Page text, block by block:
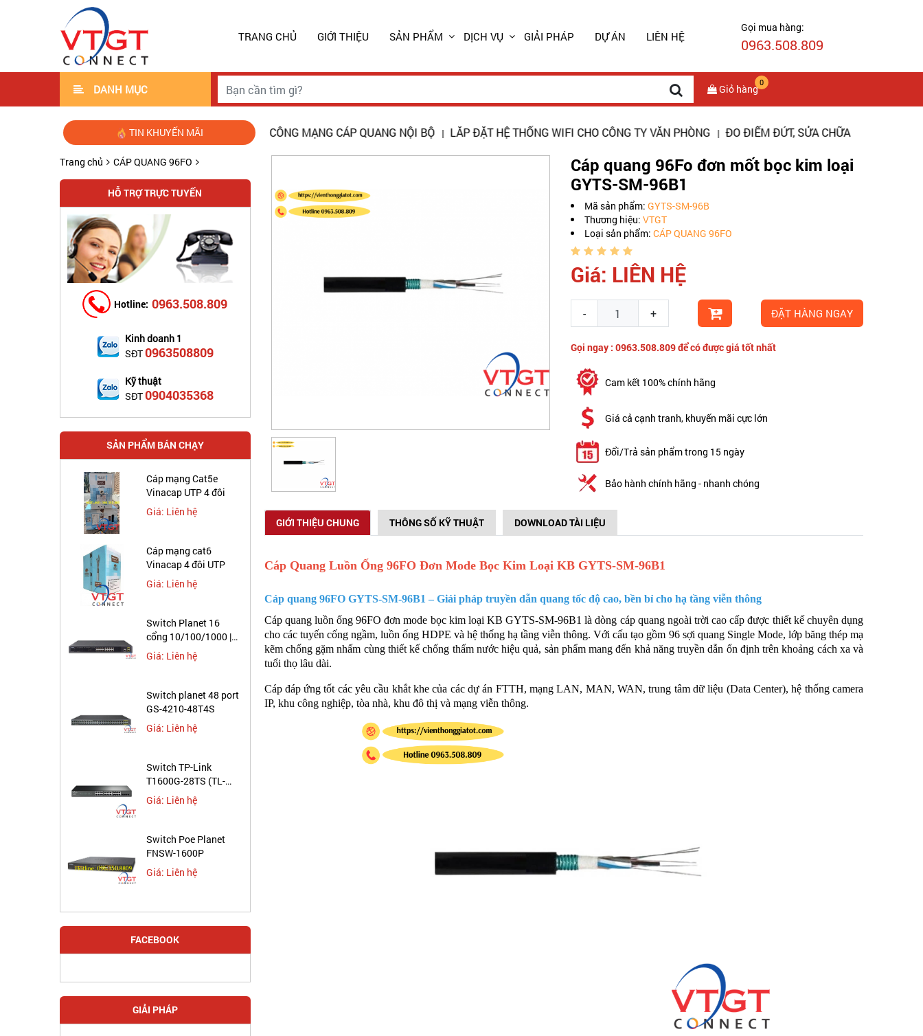
TRANG CHỦ GIỚI THIỆU SẢN PHẨM DỊCH VỤ GIẢI PHÁP DỰ ÁN LIÊN HỆ
Gọi mua hàng:
0963.508.809
DANH MỤC Giỏ hàng
0
TIN KHUYẾN MÃI THI CÔNG MẠNG CÁP QUANG NỘI BỘ|LẮP ĐẶT HỆ THỐNG WIFI CHO CÔNG TY VĂN PHÒNG|ĐO ĐIỂM ĐỨT, SỬA CHỮA ĐƯỜNG CÁP QUANG
Trang chủ CÁP QUANG 96FO
HỖ TRỢ TRỰC TUYẾN
Hotline: 0963.508.809
Kinh doanh 1
SĐT0963508809
Kỹ thuật
SĐT0904035368
SẢN PHẨM BÁN CHẠY
Cáp mạng Cat5e
Vinacap UTP 4 đôi
Giá: Liên hệ
Cáp mạng cat6
Vinacap 4 đôi UTP
Giá: Liên hệ
Switch Planet 16
cổng 10/100/1000 |
GS-4210-16T2S
Giá: Liên hệ
Switch planet 48 port
GS-4210-48T4S
Giá: Liên hệ
Switch TP-Link
T1600G-28TS (TL-
SG2424)
Giá: Liên hệ
Switch Poe Planet
FNSW-1600P
Giá: Liên hệ
FACEBOOK
GIẢI PHÁP
Cáp quang 96Fo đơn mốt bọc kim loại
GYTS-SM-96B1
Mã sản phẩm: GYTS-SM-96B
Thương hiệu: VTGT
Loại sản phẩm: CÁP QUANG 96FO
Giá: LIÊN HỆ
- + ĐẶT HÀNG NGAY
Gọi ngay : 0963.508.809 để có được giá tốt nhất
Cam kết 100% chính hãng
Giá cả cạnh tranh, khuyến mãi cực lớn
Đổi/Trả sản phẩm trong 15 ngày
Bảo hành chính hãng - nhanh chóng
GIỚI THIỆU CHUNG THÔNG SỐ KỸ THUẬT DOWNLOAD TÀI LIỆU
Cáp Quang Luồn Ống 96FO Đơn Mode Bọc Kim Loại KB GYTS-SM-96B1
Cáp quang 96FO GYTS-SM-96B1 – Giải pháp truyền dẫn quang tốc độ cao, bền bỉ cho hạ tầng viễn thông
Cáp quang luồn ống 96FO đơn mode bọc kim loại KB GYTS-SM-96B1 là dòng cáp quang ngoài trời cao cấp được thiết kế chuyên dụng
cho các tuyến cống ngầm, luồn ống HDPE và hệ thống hạ tầng viễn thông. Với cấu tạo gồm 96 sợi quang Single Mode, lớp băng thép mạ
kẽm chống gặm nhấm cùng thiết kế chống thấm nước hiệu quả, sản phẩm mang đến khả năng truyền dẫn ổn định trên khoảng cách xa và
tuổi thọ lâu dài.
Cáp đáp ứng tốt các yêu cầu khắt khe của các dự án FTTH, mạng LAN, MAN, WAN, trung tâm dữ liệu (Data Center), hệ thống camera
IP, khu công nghiệp, tòa nhà, khu đô thị và mạng viễn thông.